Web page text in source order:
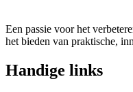
Een passie voor het
het bieden van praktische,
Handige links